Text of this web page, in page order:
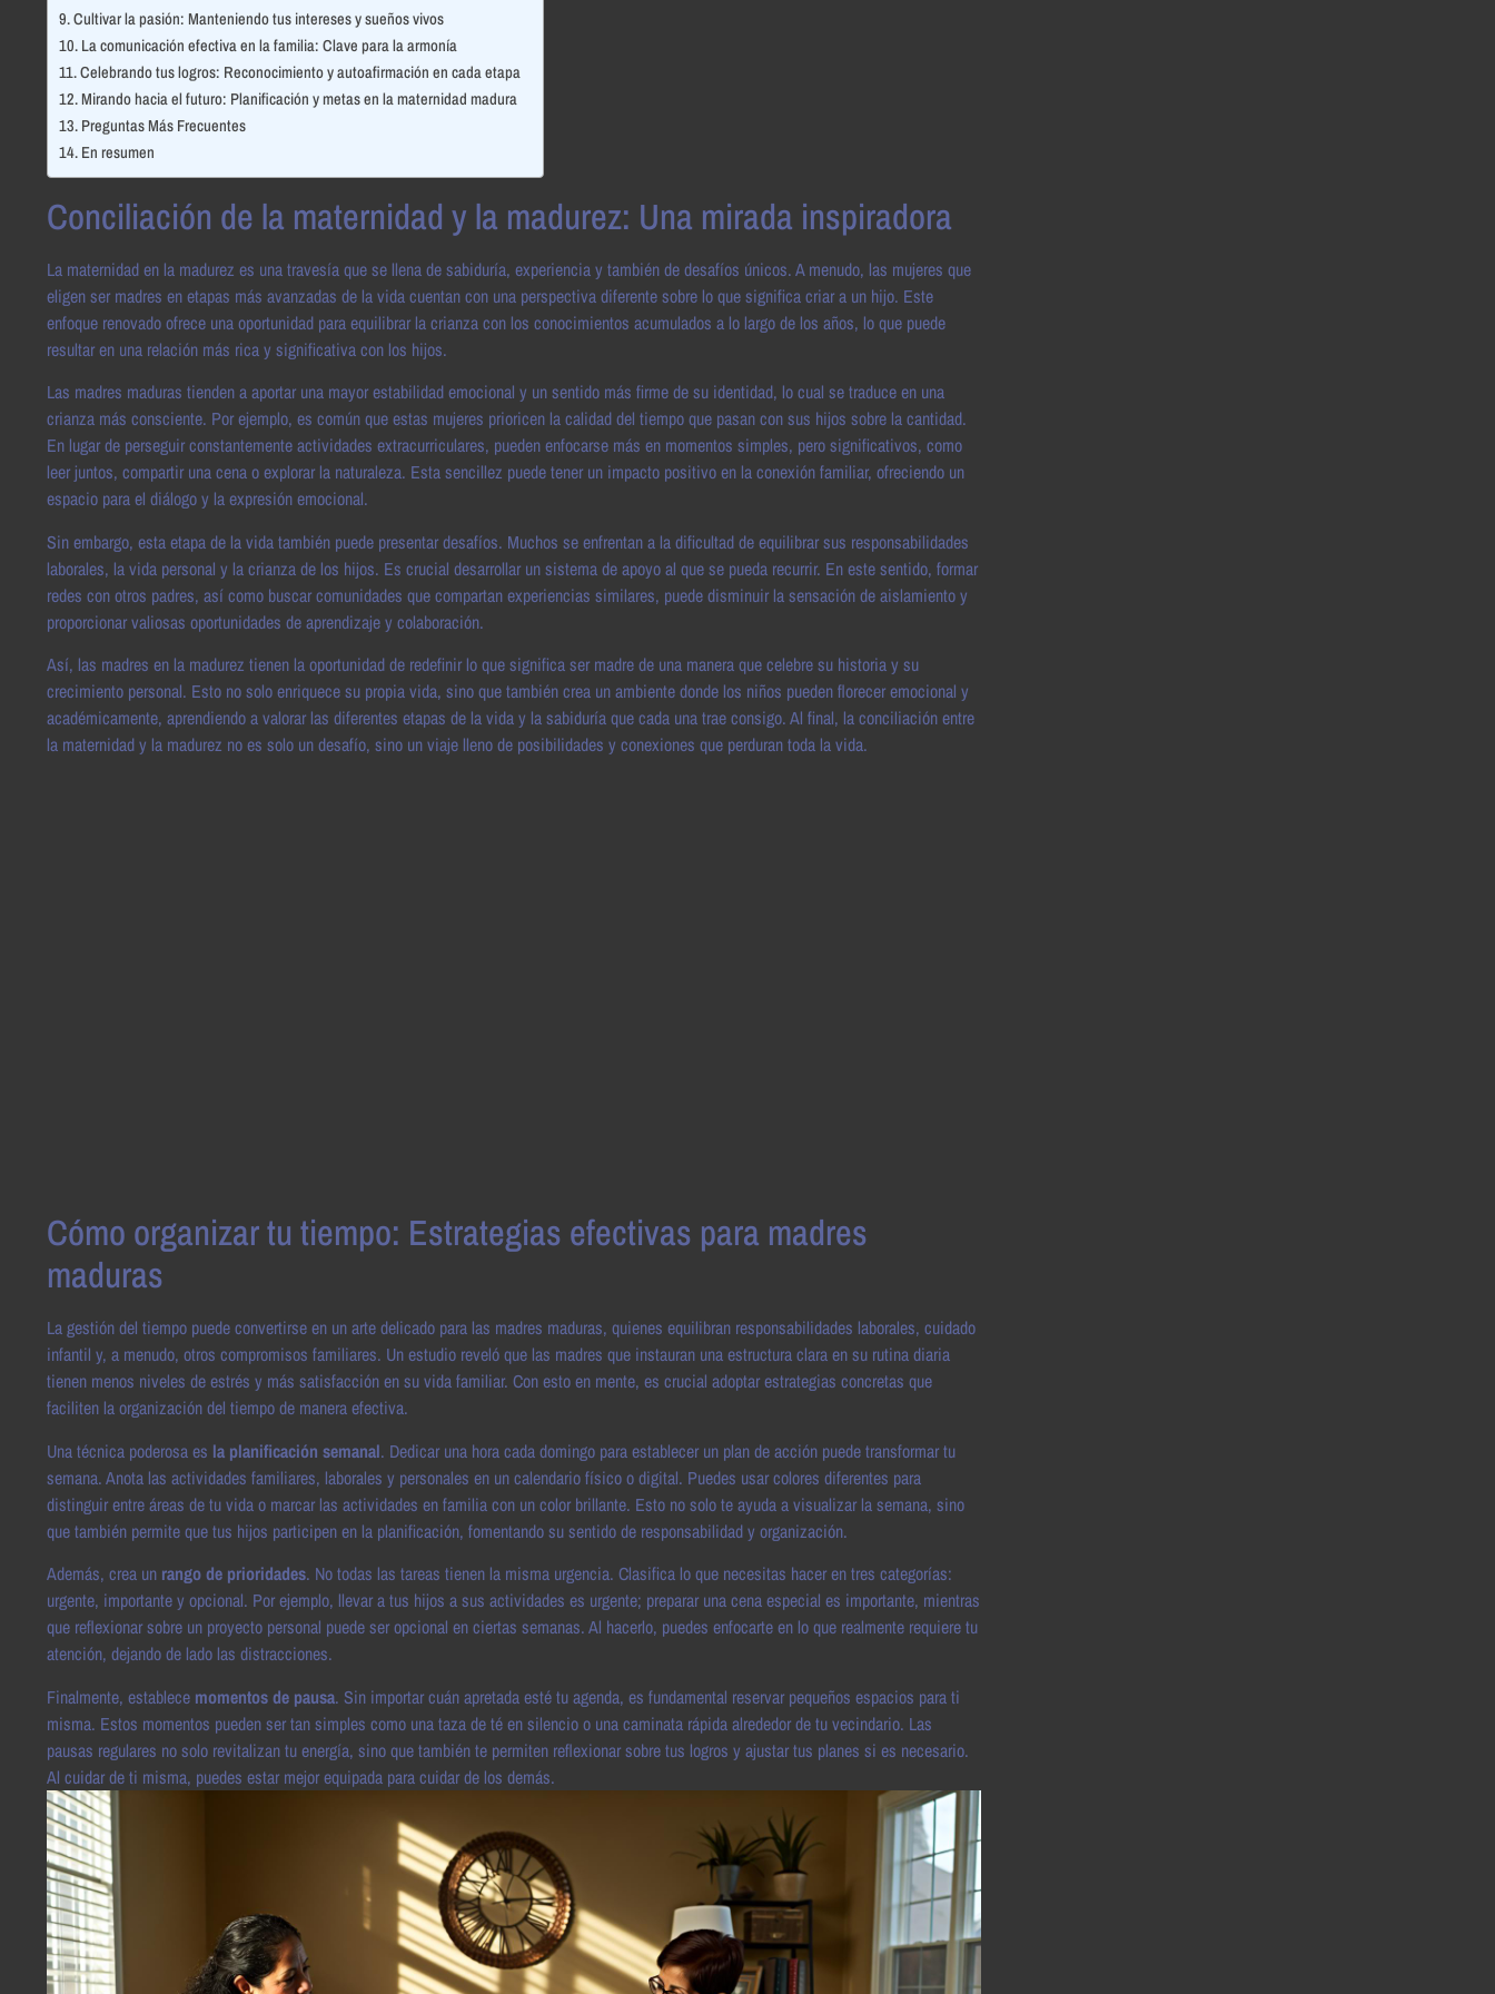
Cultivar la pasión: Manteniendo tus intereses y sueños vivos
La comunicación efectiva en la familia: Clave para la armonía
Celebrando tus logros: Reconocimiento y autoafirmación en cada etapa
Mirando hacia el futuro: Planificación y metas en la maternidad madura
Preguntas Más Frecuentes
En resumen
Conciliación de la maternidad y la madurez: Una mirada inspiradora
La maternidad en la madurez es una travesía que se llena de sabiduría, experiencia y también de desafíos únicos. A menudo, las mujeres que
eligen ser madres en etapas más avanzadas de la vida cuentan con una perspectiva diferente sobre lo que significa criar a un hijo. Este
enfoque renovado ofrece una oportunidad para equilibrar la crianza con los conocimientos acumulados a lo largo de los años, lo que puede
resultar en una relación más rica y significativa con los hijos.
Las madres maduras tienden a aportar una mayor estabilidad emocional y un sentido más firme de su identidad, lo cual se traduce en una
crianza más consciente. Por ejemplo, es común que estas mujeres prioricen la calidad del tiempo que pasan con sus hijos sobre la cantidad.
En lugar de perseguir constantemente actividades extracurriculares, pueden enfocarse más en momentos simples, pero significativos, como
leer juntos, compartir una cena o explorar la naturaleza. Esta sencillez puede tener un impacto positivo en la conexión familiar, ofreciendo un
espacio para el diálogo y la expresión emocional.
Sin embargo, esta etapa de la vida también puede presentar desafíos. Muchos se enfrentan a la dificultad de equilibrar sus responsabilidades
laborales, la vida personal y la crianza de los hijos. Es crucial desarrollar un sistema de apoyo al que se pueda recurrir. En este sentido, formar
redes con otros padres, así como buscar comunidades que compartan experiencias similares, puede disminuir la sensación de aislamiento y
proporcionar valiosas oportunidades de aprendizaje y colaboración.
Así, las madres en la madurez tienen la oportunidad de redefinir lo que significa ser madre de una manera que celebre su historia y su
crecimiento personal. Esto no solo enriquece su propia vida, sino que también crea un ambiente donde los niños pueden florecer emocional y
académicamente, aprendiendo a valorar las diferentes etapas de la vida y la sabiduría que cada una trae consigo. Al final, la conciliación entre
la maternidad y la madurez no es solo un desafío, sino un viaje lleno de posibilidades y conexiones que perduran toda la vida.
Cómo organizar tu tiempo: Estrategias efectivas para madres
maduras
La gestión del tiempo puede convertirse en un arte delicado para las madres maduras, quienes equilibran responsabilidades laborales, cuidado
infantil y, a menudo, otros compromisos familiares. Un estudio reveló que las madres que instauran una estructura clara en su rutina diaria
tienen menos niveles de estrés y más satisfacción en su vida familiar. Con esto en mente, es crucial adoptar estrategias concretas que
faciliten la organización del tiempo de manera efectiva.
Una técnica poderosa es la planificación semanal. Dedicar una hora cada domingo para establecer un plan de acción puede transformar tu
semana. Anota las actividades familiares, laborales y personales en un calendario físico o digital. Puedes usar colores diferentes para
distinguir entre áreas de tu vida o marcar las actividades en familia con un color brillante. Esto no solo te ayuda a visualizar la semana, sino
que también permite que tus hijos participen en la planificación, fomentando su sentido de responsabilidad y organización.
Además, crea un rango de prioridades. No todas las tareas tienen la misma urgencia. Clasifica lo que necesitas hacer en tres categorías:
urgente, importante y opcional. Por ejemplo, llevar a tus hijos a sus actividades es urgente; preparar una cena especial es importante, mientras
que reflexionar sobre un proyecto personal puede ser opcional en ciertas semanas. Al hacerlo, puedes enfocarte en lo que realmente requiere tu
atención, dejando de lado las distracciones.
Finalmente, establece momentos de pausa. Sin importar cuán apretada esté tu agenda, es fundamental reservar pequeños espacios para ti
misma. Estos momentos pueden ser tan simples como una taza de té en silencio o una caminata rápida alrededor de tu vecindario. Las
pausas regulares no solo revitalizan tu energía, sino que también te permiten reflexionar sobre tus logros y ajustar tus planes si es necesario.
Al cuidar de ti misma, puedes estar mejor equipada para cuidar de los demás.